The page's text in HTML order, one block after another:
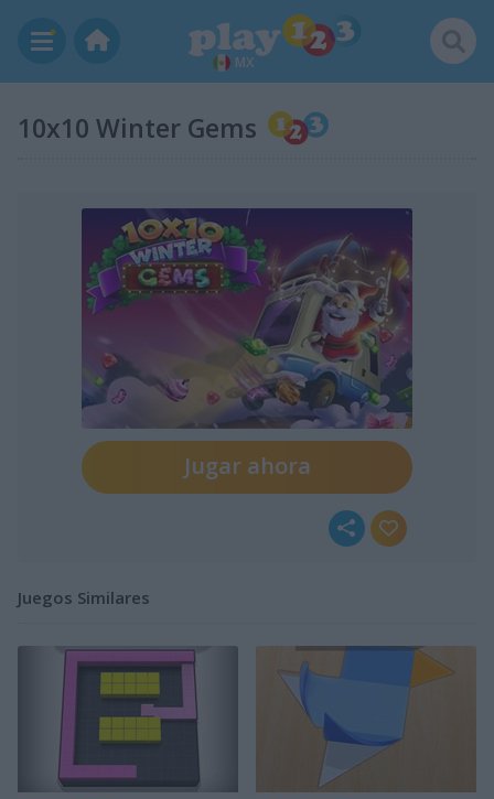
MX
10x10 Winter Gems
Jugar ahora
Juegos Similares